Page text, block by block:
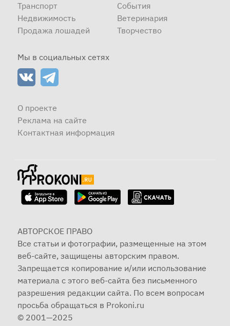
Транспорт
Недвижимость
Продажа лошадей
События
Ветеринария
Творчество
Мы в социальных сетях
О проекте
Реклама на сайте
Контактная информация
АВТОРСКОЕ ПРАВО
Все статьи и фотографии, размещенные на этом
веб-сайте, защищены авторским правом.
Запрещается копирование и/или использование
материала с этого веб-сайта без письменного
разрешения редакции сайта. По всем вопросам
просьба обращаться в Prokoni.ru
© 2001—2025